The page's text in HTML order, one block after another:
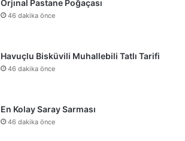
Orjınal Pastane Poğaçası
46 dakika önce
Havuçlu Bisküvili Muhallebili Tatlı Tarifi
46 dakika önce
En Kolay Saray Sarması
46 dakika önce